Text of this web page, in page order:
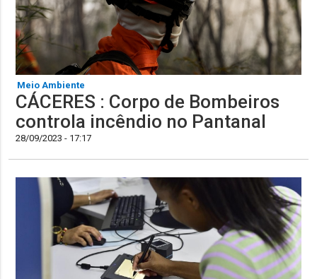
Meio Ambiente
CÁCERES : Corpo de Bombeiros
controla incêndio no Pantanal
28/09/2023 - 17:17